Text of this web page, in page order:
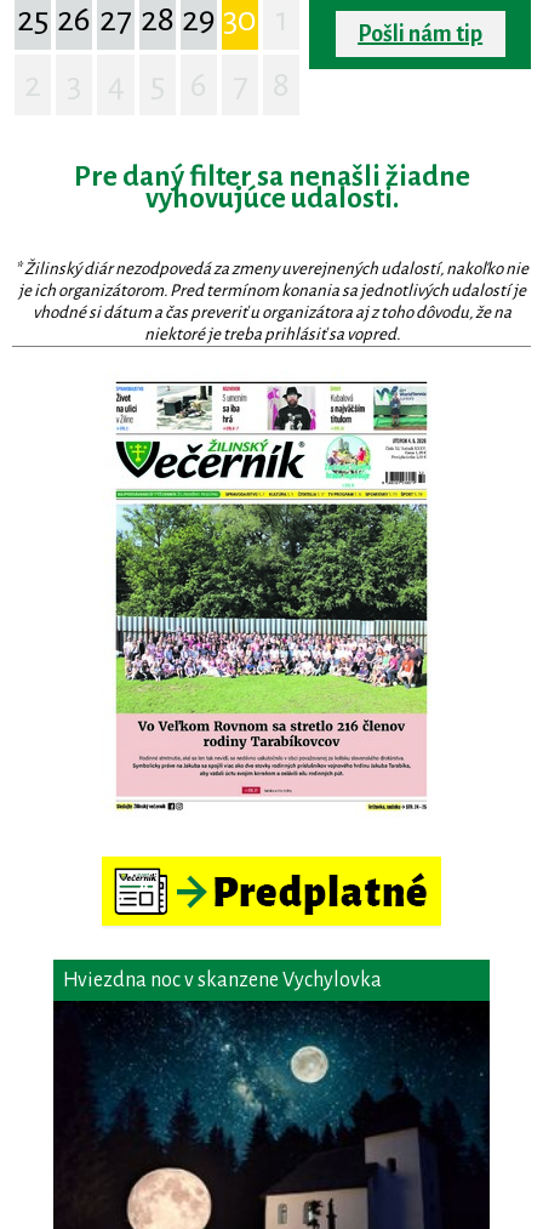
25 26 27 28 29 30 Pošli nám tip
Pre daný filter sa nenašli žiadne
vyhovujúce udalosti.
* Žilinský diár nezodpovedá za zmeny uverejnených udalostí, nakoľko nie
je ich organizátorom. Pred termínom konania sa jednotlivých udalostí je
vhodné si dátum a čas preveriť u organizátora aj z toho dôvodu, že na
niektoré je treba prihlásiť sa vopred.
Hviezdna noc v skanzene Vychylovka